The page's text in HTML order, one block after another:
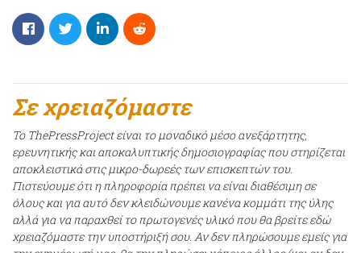
Σε χρειαζόμαστε
Το ThePressProject είναι το μοναδικό μέσο ανεξάρτητης,
ερευνητικής και αποκαλυπτικής δημοσιογραφίας που στηρίζεται
αποκλειστικά στις μικρο-δωρεές των επισκεπτών του.
Πιστεύουμε ότι η πληροφορία πρέπει να είναι διαθέσιμη σε
όλους και για αυτό δεν κλειδώνουμε κανένα κομμάτι της ύλης
αλλά για να παραχθεί το πρωτογενές υλικό που θα βρείτε εδώ
χρειαζόμαστε την υποστήριξή σου. Αν δεν πληρώσουμε εμείς για